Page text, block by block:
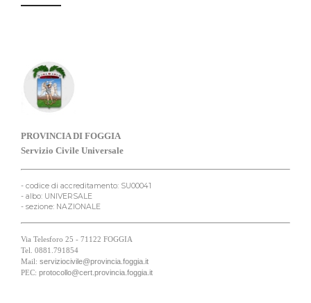
PROVINCIA DI FOGGIA
Servizio Civile Universale
- codice di accreditamento: SU00041
- albo: UNIVERSALE
- sezione: NAZIONALE
Via Telesforo 25 - 71122 FOGGIA
Tel. 0881.791854
Mail: serviziocivile@provincia.foggia.it
PEC: protocollo@cert.provincia.foggia.it